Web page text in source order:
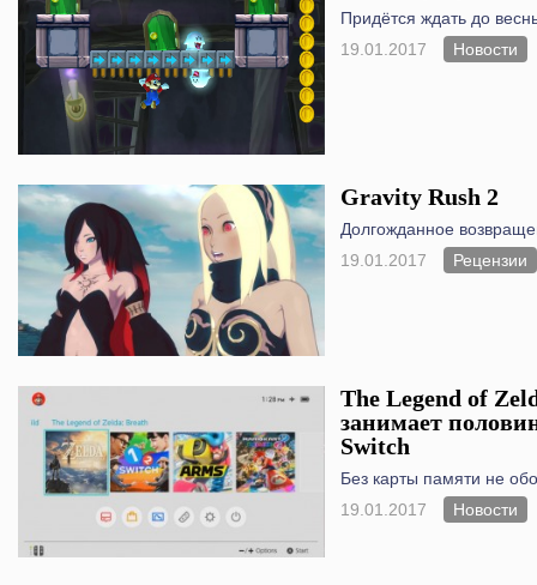
Придётся ждать до
19.01.2017
Новости
Gravity Rush 2
Долгожданное
19.01.2017
Рецензии
The Legend of
занимает
Switch
Без карты памяти не
19.01.2017
Новости